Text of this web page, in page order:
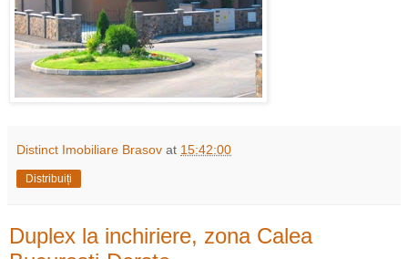
Distinct Imobiliare Brasov at 15:42:00
Distribuiți
Duplex la inchiriere, zona Calea